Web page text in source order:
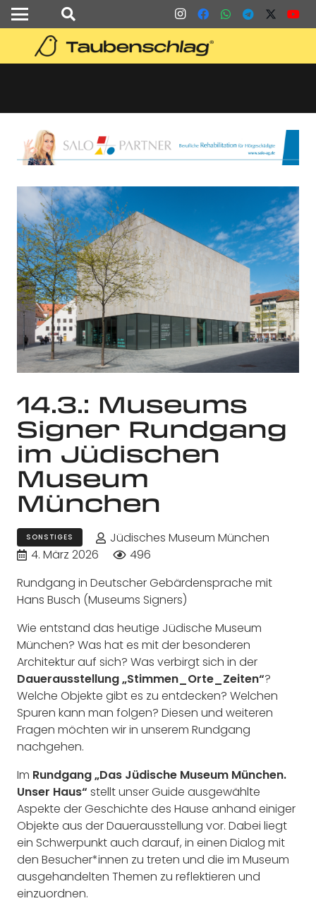
14.3.: Museums
Signer Rundgang
im Jüdischen
Museum
München
SONSTIGES
Jüdisches Museum München
4. März 2026
496
Rundgang in Deutscher Gebärdensprache mit
Hans Busch (Museums Signers)
Wie entstand das heutige Jüdische Museum
München? Was hat es mit der besonderen
Architektur auf sich? Was verbirgt sich in der
Dauerausstellung „Stimmen_Orte_Zeiten“?
Welche Objekte gibt es zu entdecken? Welchen
Spuren kann man folgen? Diesen und weiteren
Fragen möchten wir in unserem Rundgang
nachgehen.
Im Rundgang „Das Jüdische Museum München.
Unser Haus“ stellt unser Guide ausgewählte
Aspekte der Geschichte des Hause anhand einiger
Objekte aus der Dauerausstellung vor. Dabei liegt
ein Schwerpunkt auch darauf, in einen Dialog mit
den Besucher*innen zu treten und die im Museum
ausgehandelten Themen zu reflektieren und
einzuordnen.